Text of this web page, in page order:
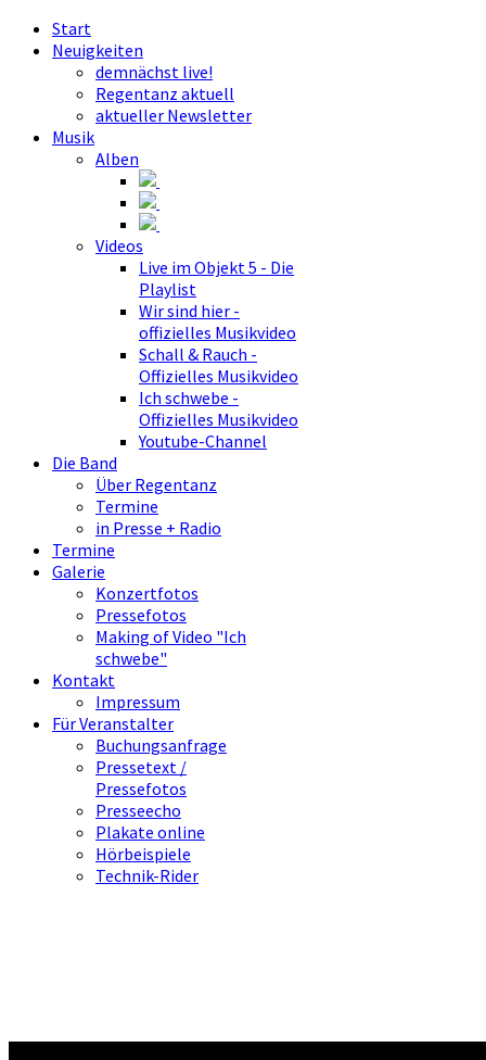
Start
Neuigkeiten
demnächst live!
Regentanz aktuell
aktueller Newsletter
Musik
Alben
Videos
Live im Objekt 5 - Die
Playlist
Wir sind hier -
offizielles Musikvideo
Schall & Rauch -
Offizielles Musikvideo
Ich schwebe -
Offizielles Musikvideo
Youtube-Channel
Die Band
Über Regentanz
Termine
in Presse + Radio
Termine
Galerie
Konzertfotos
Pressefotos
Making of Video "Ich
schwebe"
Kontakt
Impressum
Für Veranstalter
Buchungsanfrage
Pressetext /
Pressefotos
Presseecho
Plakate online
Hörbeispiele
Technik-Rider